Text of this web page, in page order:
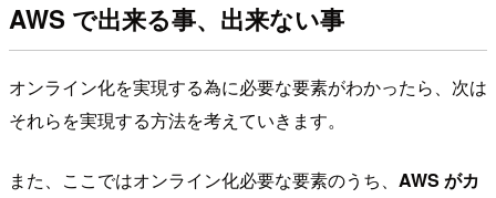
AWS で出来る事、出来ない事
オンライン化を実現する為に必要な要素がわかったら、次は
それらを実現する方法を考えていきます。
また、ここではオンライン化必要な要素のうち、 AWS がカ